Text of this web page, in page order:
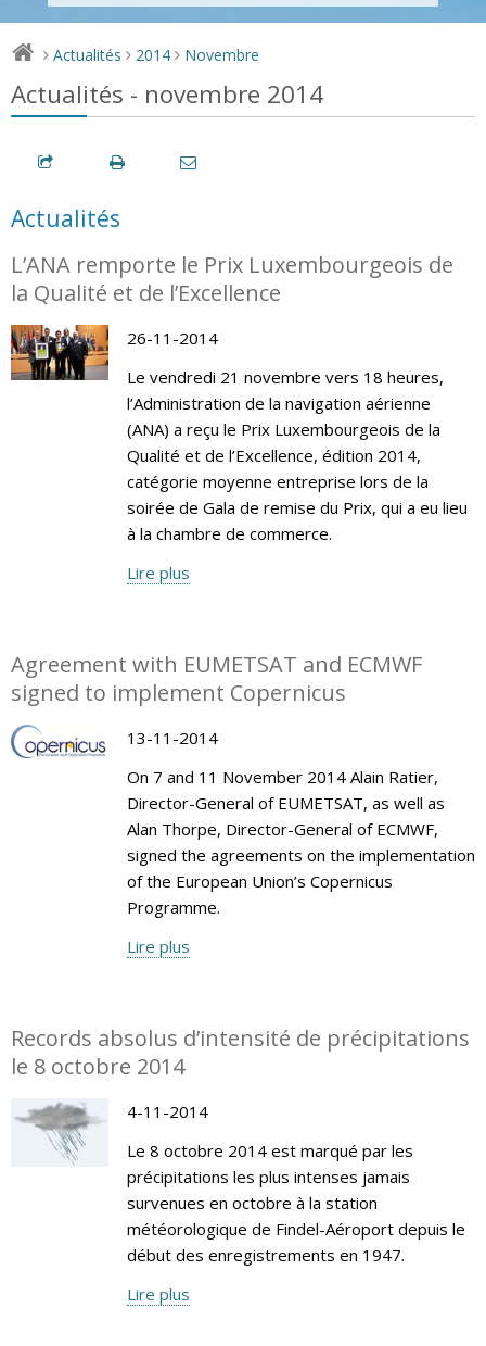
> Actualités > 2014 > Novembre
Actualités - novembre 2014
Actualités
L’ANA remporte le Prix Luxembourgeois de
la Qualité et de l’Excellence
26-11-2014
Le vendredi 21 novembre vers 18 heures,
l’Administration de la navigation aérienne
(ANA) a reçu le Prix Luxembourgeois de la
Qualité et de l’Excellence, édition 2014,
catégorie moyenne entreprise lors de la
soirée de Gala de remise du Prix, qui a eu lieu
à la chambre de commerce.
Lire plus
Agreement with EUMETSAT and ECMWF
signed to implement Copernicus
13-11-2014
On 7 and 11 November 2014 Alain Ratier,
Director-General of EUMETSAT, as well as
Alan Thorpe, Director-General of ECMWF,
signed the agreements on the implementation
of the European Union’s Copernicus
Programme.
Lire plus
Records absolus d’intensité de précipitations
le 8 octobre 2014
4-11-2014
Le 8 octobre 2014 est marqué par les
précipitations les plus intenses jamais
survenues en octobre à la station
météorologique de Findel-Aéroport depuis le
début des enregistrements en 1947.
Lire plus